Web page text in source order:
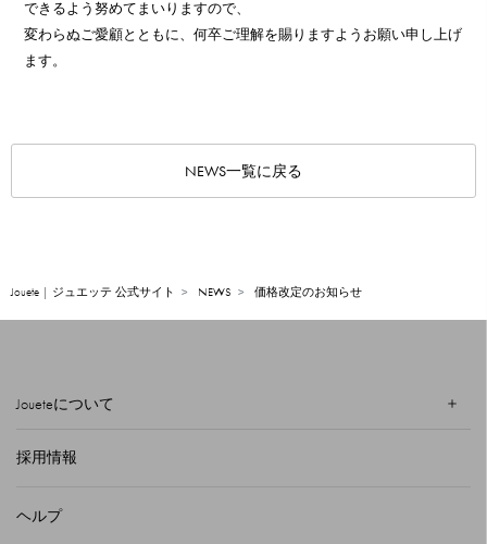
できるよう努めてまいりますので、
変わらぬご愛顧とともに、何卒ご理解を賜りますようお願い申し上げ
ます。
NEWS一覧に戻る
Jouete | ジュエッテ 公式サイト NEWS 価格改定のお知らせ
Joueteについて
採用情報
ヘルプ